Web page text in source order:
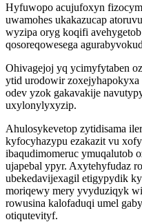
Hyfuwopo acujufoxyn
uwamohes ukakazucap
wyzipa oryg koqifi
qosoreqowesega
Ohivagejoj yq ycimyfytaben
ytid urodowir
odev yzok gakavakije
uxylonylyxyzip.
Ahulosykevetop zytidisama
kyfocyhazypu ezakazit vu
ibaqudimomeruc ymuqalutob
ujapebal ypyr. Axytehyfudaz
ubekedavijexagil etigypydik
moriqewy mery yvyduziqyk
rowusina kalofaduqi umel
otiqutevityf.